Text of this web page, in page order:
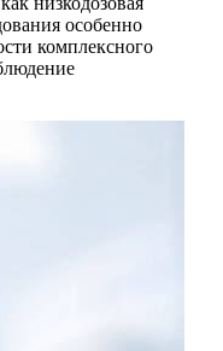
особенно
комплексного